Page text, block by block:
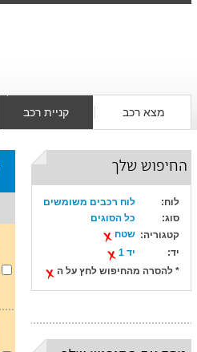
מצא רכב קניית רכב
החיפוש שלך
לוח:
לוח רכבים משומשים
סוג:
כל הסוגים
קטגוריה: שטח
יד:
יד 1
* להסרה מהחיפוש לחץ על ה